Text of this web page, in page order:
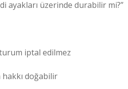
ayakları üzerinde durabilir mi?”
iptal edilmez
hakkı doğabilir